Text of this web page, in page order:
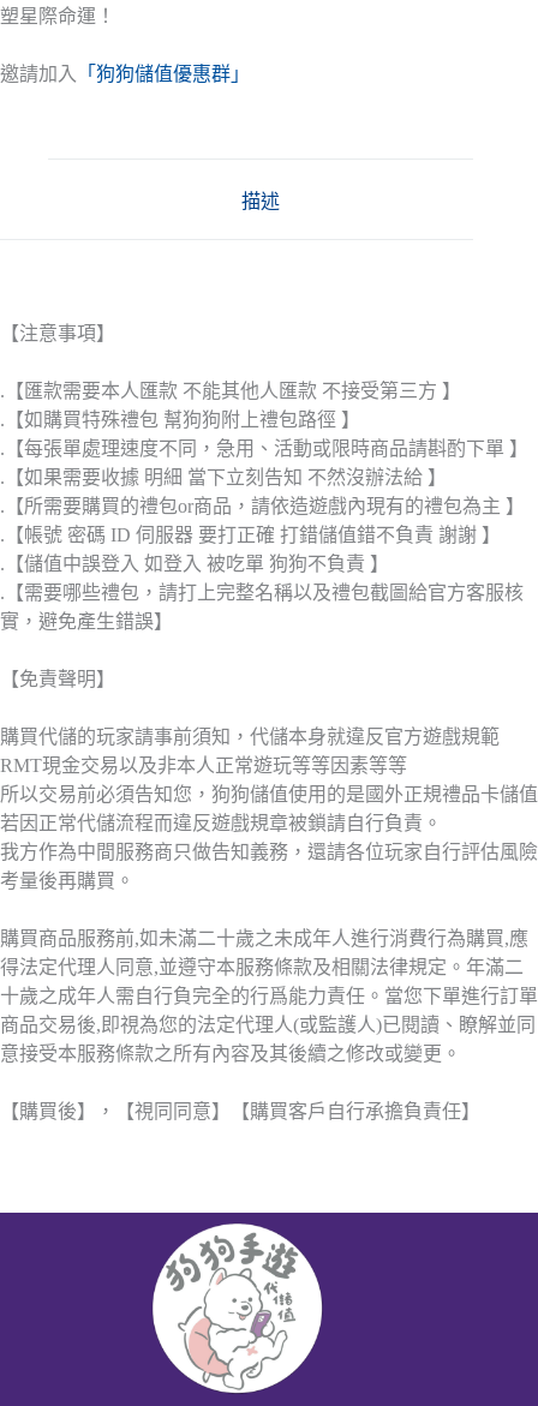
塑星際命運！
邀請加入 「狗狗儲值優惠群」
描述
【注意事項】
.【匯款需要本人匯款 不能其他人匯款 不接受第三方 】
.【如購買特殊禮包 幫狗狗附上禮包路徑 】
.【每張單處理速度不同，急用、活動或限時商品請斟酌下單 】
.【如果需要收據 明細 當下立刻告知 不然沒辦法給 】
.【所需要購買的禮包or商品，請依造遊戲內現有的禮包為主 】
.【帳號 密碼 ID 伺服器 要打正確 打錯儲值錯不負責 謝謝 】
.【儲值中誤登入 如登入 被吃單 狗狗不負責 】
.【需要哪些禮包，請打上完整名稱以及禮包截圖給官方客服核
實，避免產生錯誤】
【免責聲明】
購買代儲的玩家請事前須知，代儲本身就違反官方遊戲規範
RMT現金交易以及非本人正常遊玩等等因素等等
所以交易前必須告知您，狗狗儲值使用的是國外正規禮品卡儲值
若因正常代儲流程而違反遊戲規章被鎖請自行負責。
我方作為中間服務商只做告知義務，還請各位玩家自行評估風險
考量後再購買。
購買商品服務前,如未滿二十歲之未成年人進行消費行為購買,應
得法定代理人同意,並遵守本服務條款及相關法律規定。年滿二
十歲之成年人需自行負完全的行爲能力責任。當您下單進行訂單
商品交易後,即視為您的法定代理人(或監護人)已閱讀、瞭解並同
意接受本服務條款之所有內容及其後續之修改或變更。
【購買後】，【視同同意】【購買客戶自行承擔負責任】